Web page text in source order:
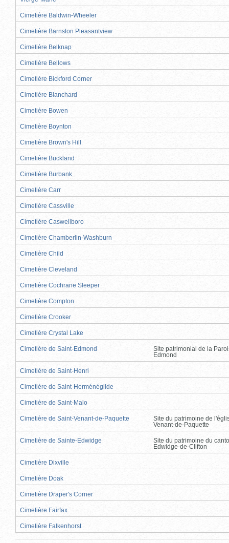
Cimetière Baldwin-Wheeler
Cimetière Barnston Pleasantview
Cimetière Belknap
Cimetière Bellows
Cimetière Bickford Corner
Cimetière Blanchard
Cimetière Bowen
Cimetière Boynton
Cimetière Brown's Hill
Cimetière Buckland
Cimetière Burbank
Cimetière Carr
Cimetière Cassville
Cimetière Caswellboro
Cimetière Chamberlin-Washburn
Cimetière Child
Cimetière Cleveland
Cimetière Cochrane Sleeper
Cimetière Compton
Cimetière Crooker
Cimetière Crystal Lake
Cimetière de Saint-Edmond
Site patrimonial de la
Edmond
Cimetière de Saint-Henri
Cimetière de Saint-Herménégilde
Cimetière de Saint-Malo
Cimetière de Saint-Venant-de-Paquette
Site du patrimoine de
Venant-de-Paquette
Cimetière de Sainte-Edwidge
Site du patrimoine du
Edwidge-de-Clifton
Cimetière Dixville
Cimetière Doak
Cimetière Draper's Corner
Cimetière Fairfax
Cimetière Falkenhorst